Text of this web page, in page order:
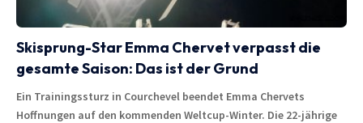
Skisprung-Star Emma Chervet verpasst die
gesamte Saison: Das ist der Grund
Ein Trainingssturz in Courchevel beendet Emma Chervets
Hoffnungen auf den kommenden Weltcup-Winter. Die 22-jährige